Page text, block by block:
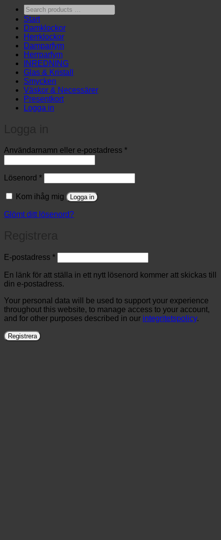
Search
products
…
Start
Damklockor
Herrklockor
Damparfym
Herrparfym
INREDNING
Glas & Kristall
Smycken
Väskor & Necessärer
Presentkort
Logga in
Användarnamn eller e-postadress *Obligatoriskt
Lösenord *Obligatoriskt
Kom ihåg mig Logga in
Glömt ditt lösenord?
E-postadress *Obligatoriskt
En länk för att ställa in ett nytt lösenord kommer att skickas till
din e-postadress.
Your personal data will be used to support your experience
throughout this website, to manage access to your account,
and for other purposes described in our integritetspolicy.
Registrera